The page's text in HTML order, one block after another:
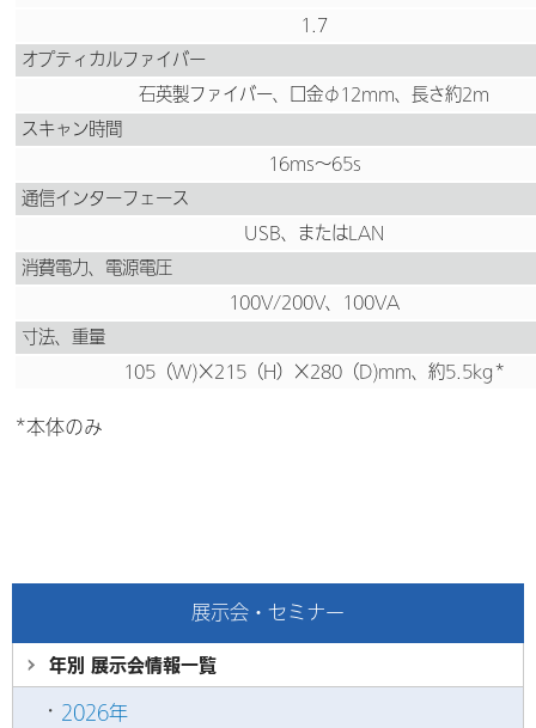
1.7
オプティカルファイバー
石英製ファイバー、口金φ12mm、長さ約2m
スキャン時間
16ms～65s
通信インターフェース
USB、またはLAN
消費電力、電源電圧
100V/200V、100VA
寸法、重量
105（W)×215（H）×280（D)mm、約5.5kg*
*本体のみ
展示会・セミナー
年別 展示会情報一覧
2026年